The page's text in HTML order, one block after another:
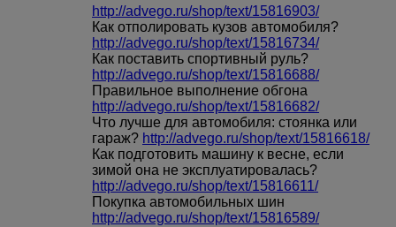
http://advego.ru/shop/text/15816903/
Как отполировать кузов автомобиля?
http://advego.ru/shop/text/15816734/
Как поставить спортивный руль?
http://advego.ru/shop/text/15816688/
Правильное выполнение обгона
http://advego.ru/shop/text/15816682/
Что лучше для автомобиля: стоянка или
гараж? http://advego.ru/shop/text/15816618/
Как подготовить машину к весне, если
зимой она не эксплуатировалась?
http://advego.ru/shop/text/15816611/
Покупка автомобильных шин
http://advego.ru/shop/text/15816589/